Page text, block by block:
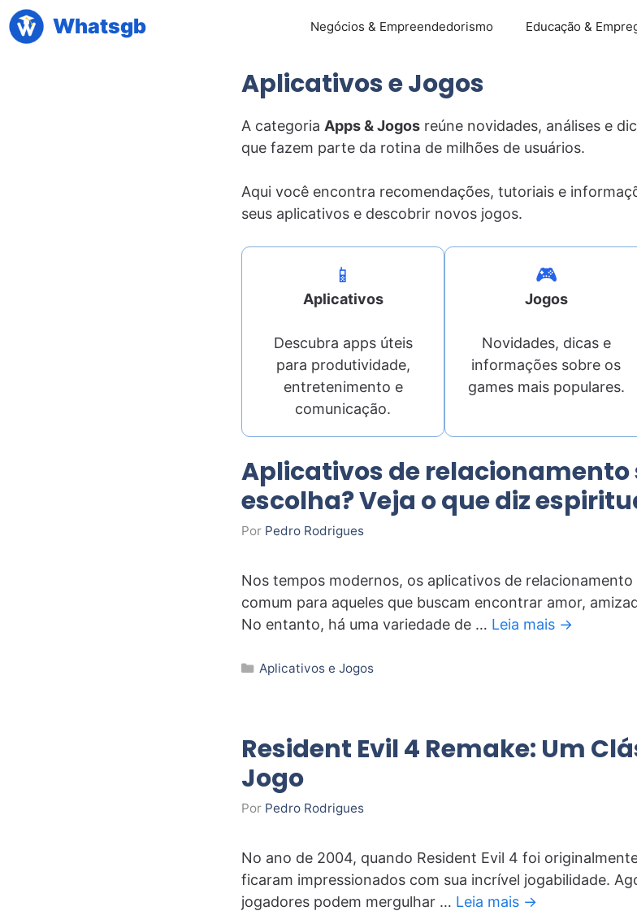
Pular
para
Whatsgb Negócios & Empreendedorismo Educação &
Aplicativos e Jogos
A categoria Apps & Jogos reúne novidades, análises e
que fazem parte da rotina de milhões de usuários.
Aqui você encontra recomendações, tutoriais e
seus aplicativos e descobrir novos jogos.
📱
Aplicativos
Descubra apps úteis
para produtividade,
entretenimento e
comunicação.
🎮
Jogos
Novidades, dicas e
informações sobre os
games mais populares.
Aplicativos de relacionamento
escolha? Veja o que diz
Por Pedro Rodrigues
Nos tempos modernos, os aplicativos de
comum para aqueles que buscam encontrar amor,
No entanto, há uma variedade de … Leia mais →
Categorias
Aplicativos e Jogos
Resident Evil 4 Remake: Um
Jogo
Por Pedro Rodrigues
No ano de 2004, quando Resident Evil 4 foi
ficaram impressionados com sua incrível jogabilidade.
jogadores podem mergulhar … Leia mais →